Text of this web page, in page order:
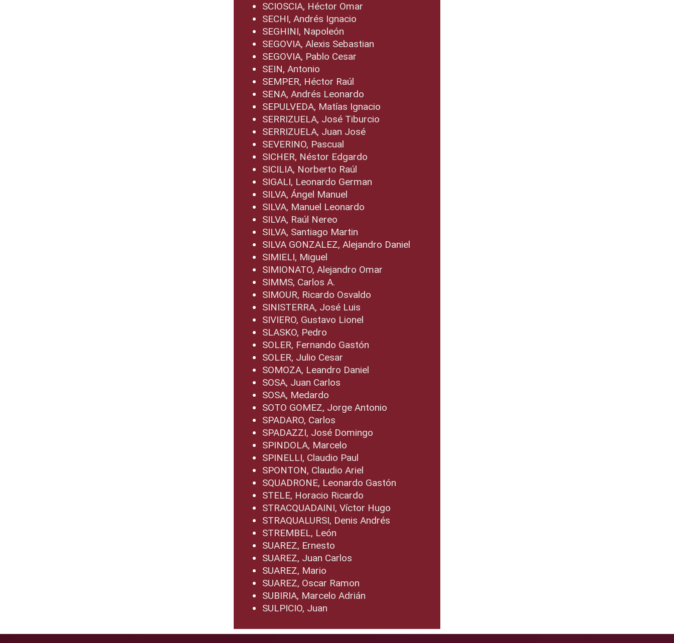
SCIOSCIA, Héctor Omar
SECHI, Andrés Ignacio
SEGHINI, Napoleón
SEGOVIA, Alexis Sebastian
SEGOVIA, Pablo Cesar
SEIN, Antonio
SEMPER, Héctor Raúl
SENA, Andrés Leonardo
SEPULVEDA, Matías Ignacio
SERRIZUELA, José Tiburcio
SERRIZUELA, Juan José
SEVERINO, Pascual
SICHER, Néstor Edgardo
SICILIA, Norberto Raúl
SIGALI, Leonardo German
SILVA, Ángel Manuel
SILVA, Manuel Leonardo
SILVA, Raúl Nereo
SILVA, Santiago Martin
SILVA GONZALEZ, Alejandro Daniel
SIMIELI, Miguel
SIMIONATO, Alejandro Omar
SIMMS, Carlos A.
SIMOUR, Ricardo Osvaldo
SINISTERRA, José Luis
SIVIERO, Gustavo Lionel
SLASKO, Pedro
SOLER, Fernando Gastón
SOLER, Julio Cesar
SOMOZA, Leandro Daniel
SOSA, Juan Carlos
SOSA, Medardo
SOTO GOMEZ, Jorge Antonio
SPADARO, Carlos
SPADAZZI, José Domingo
SPINDOLA, Marcelo
SPINELLI, Claudio Paul
SPONTON, Claudio Ariel
SQUADRONE, Leonardo Gastón
STELE, Horacio Ricardo
STRACQUADAINI, Víctor Hugo
STRAQUALURSI, Denis Andrés
STREMBEL, León
SUAREZ, Ernesto
SUAREZ, Juan Carlos
SUAREZ, Mario
SUAREZ, Oscar Ramon
SUBIRIA, Marcelo Adrián
SULPICIO, Juan